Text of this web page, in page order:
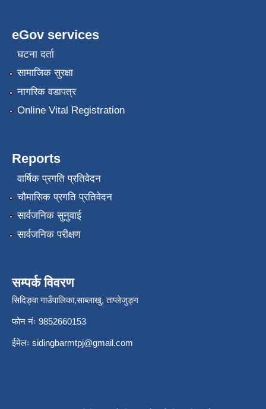
eGov services
घटना दर्ता
सामाजिक सुरक्षा
नागरिक वडापत्र
Online Vital Registration
Reports
वार्षिक प्रगति प्रतिवेदन
चौमासिक प्रगति प्रतिवेदन
सार्वजनिक सुनुवाई
सार्वजनिक परीक्षण
सम्पर्क विवरण
सिदिङ्वा गाउँपालिका,साब्लाखु, ताप्लेजुङ्ग
फोन नंः 9852660153
ईमेलः sidingbarmtpj@gmail.com